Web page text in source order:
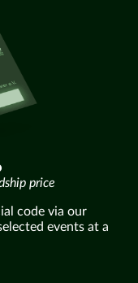
price
code via our
events at a